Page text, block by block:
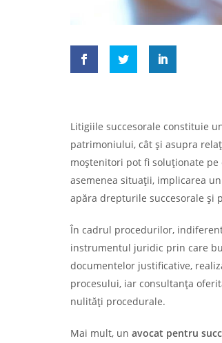
Litigiile succesorale constituie
patrimoniului, cât și asupra
moștenitori pot fi soluționate
asemenea situații, implicarea
apăra drepturile succesorale și
În cadrul procedurilor,
instrumentul juridic prin care
documentelor justificative,
procesului, iar consultanța
nulități procedurale.
Mai mult, un avocat pentru